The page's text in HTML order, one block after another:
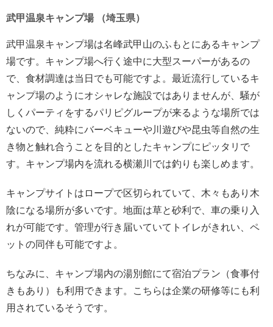
武甲温泉キャンプ場 （埼玉県）
武甲温泉キャンプ場は名峰武甲山のふもとにあるキャンプ
場です。キャンプ場へ行く途中に大型スーパーがあるの
で、食材調達は当日でも可能ですよ。最近流行しているキ
ャンプ場のようにオシャレな施設ではありませんが、騒が
しくパーティをするパリピグループが来るような場所では
ないので、純粋にバーベキューや川遊びや昆虫等自然の生
き物と触れ合うことを目的としたキャンプにピッタリで
す。キャンプ場内を流れる横瀬川では釣りも楽しめます。
キャンプサイトはロープで区切られていて、木々もあり木
陰になる場所が多いです。地面は草と砂利で、車の乗り入
れが可能です。管理が行き届いていてトイレがきれい、ペ
ットの同伴も可能ですよ。
ちなみに、キャンプ場内の湯別館にて宿泊プラン（食事付
きもあり）も利用できます。こちらは企業の研修等にも利
用されているそうです。